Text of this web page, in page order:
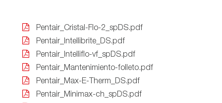
Pentair_Cristal-Flo-2_spDS.pdf
Pentair_Intellibrite_DS.pdf
Pentair_Intelliflo-vf_spDS.pdf
Pentair_Mantenimiento-folleto.pdf
Pentair_Max-E-Therm_DS.pdf
Pentair_Minimax-ch_spDS.pdf